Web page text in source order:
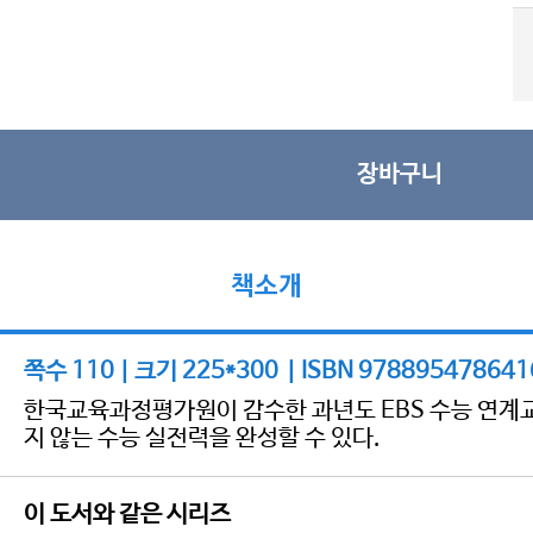
장바구니
책소개
쪽수 110 | 크기 225*300 | ISBN
한국교육과정평가원이 감수한 과년도 EBS 수능 연
지 않는 수능 실전력을 완성할 수 있다.
이 도서와 같은 시리즈